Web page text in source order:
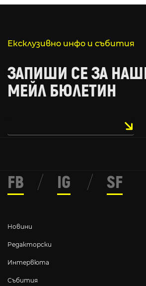
Ексклузивно инфо и събития
ЗАПИШИ СЕ ЗА
МЕЙЛ БЮЛЕТИН
Новини
Редакторски
Интервюта
Събития
FB / IG / SF